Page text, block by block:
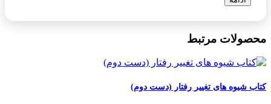
محصولات مرتبط
کتاب شیوه های تغییر رفتار (دست دوم)